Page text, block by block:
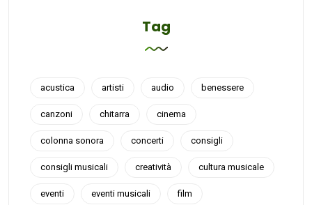
Tag
acustica artisti audio benessere
canzoni chitarra cinema
colonna sonora concerti consigli
consigli musicali creatività cultura musicale
eventi eventi musicali film